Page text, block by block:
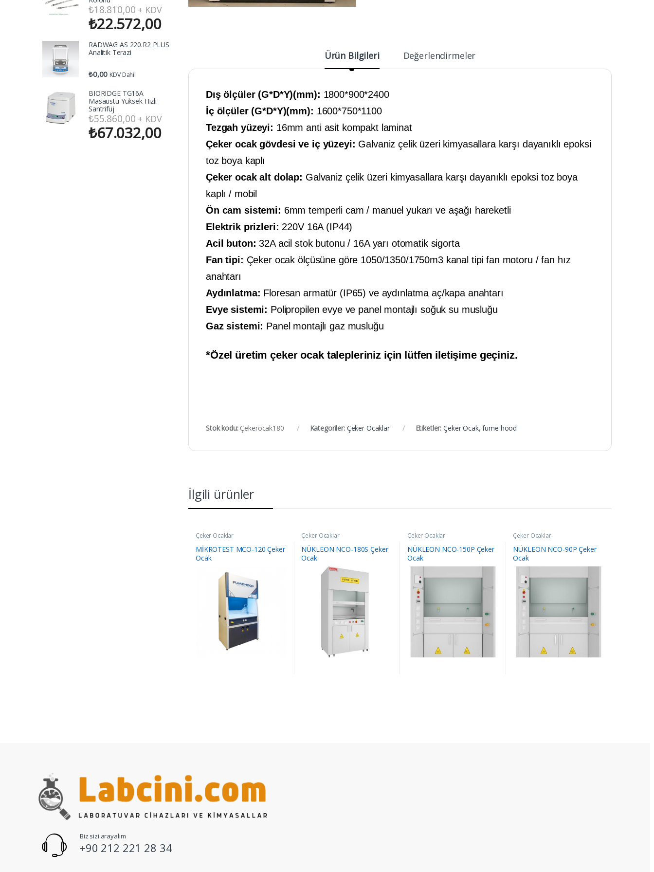
Ürün Bilgileri Değerlendirmeler
Dış ölçüler (G*D*Y)(mm): 1800*900*2400
İç ölçüler (G*D*Y)(mm): 1600*750*1100
Tezgah yüzeyi: 16mm anti asit kompakt laminat
Çeker ocak gövdesi ve iç yüzeyi: Galvaniz çelik üzeri kimyasallara karşı dayanıklı epoksi
toz boya kaplı
Çeker ocak alt dolap: Galvaniz çelik üzeri kimyasallara karşı dayanıklı epoksi toz boya
kaplı / mobil
Ön cam sistemi: 6mm temperli cam / manuel yukarı ve aşağı hareketli
Elektrik prizleri: 220V 16A (IP44)
Acil buton: 32A acil stok butonu / 16A yarı otomatik sigorta
Fan tipi: Çeker ocak ölçüsüne göre 1050/1350/1750m3 kanal tipi fan motoru / fan hız
anahtarı
Aydınlatma: Floresan armatür (IP65) ve aydınlatma aç/kapa anahtarı
Evye sistemi: Polipropilen evye ve panel montajlı soğuk su musluğu
Gaz sistemi: Panel montajlı gaz musluğu
*Özel üretim çeker ocak talepleriniz için lütfen iletişime geçiniz.
Stok kodu: Çekerocak180 Kategoriler: Çeker Ocaklar Etiketler:Çeker Ocak,fume hood
İlgili ürünler
Çeker Ocaklar
MİKROTEST MCO-120 Çeker
Ocak
Çeker Ocaklar
NÜKLEON NCO-180S Çeker
Ocak
Çeker Ocaklar
NÜKLEON NCO-150P Çeker
Ocak
Çeker Ocaklar
NÜKLEON NCO-90P Çeker
Ocak
₺18.810,00 + KDV
₺22.572,00
RADWAG AS 220.R2 PLUS
Analitik Terazi
₺0,00 KDV Dahil
BIORIDGE TG16A
Masaüstü Yüksek Hızlı
Santrifüj
₺55.860,00 + KDV
₺67.032,00
Biz sizi arayalım
+90 212 221 28 34